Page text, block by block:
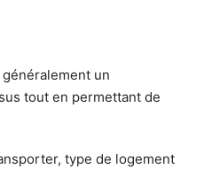
un
tout en permettant de
type de logement